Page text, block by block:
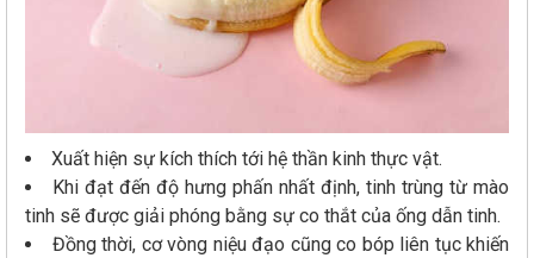
Xuất hiện sự kích thích tới hệ thần kinh thực vật.
Khi đạt đến độ hưng phấn nhất định, tinh trùng từ mào
tinh sẽ được giải phóng bằng sự co thắt của ống dẫn tinh.
Đồng thời, cơ vòng niệu đạo cũng co bóp liên tục khiến